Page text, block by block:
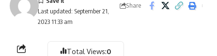
Last updated: September 21,
2023 11:33 am
Share
Total Views:0